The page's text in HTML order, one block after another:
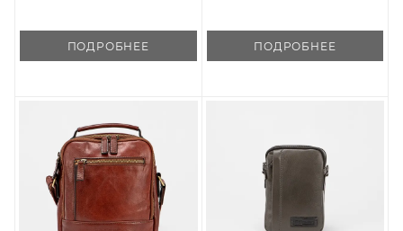
ПОДРОБНЕЕ ПОДРОБНЕЕ